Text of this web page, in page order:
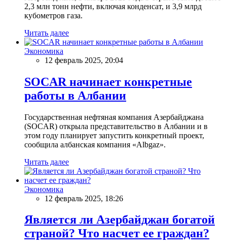
2,3 млн тонн нефти, включая конденсат, и 3,9 млрд
кубометров газа.
Читать далее
Экономика
12 февраль 2025, 20:04
SOCAR начинает конкретные
работы в Албании
Государственная нефтяная компания Азербайджана
(SOCAR) открыла представительство в Албании и в
этом году планирует запустить конкретный проект,
сообщила албанская компания «Albgaz».
Читать далее
Экономика
12 февраль 2025, 18:26
Является ли Азербайджан богатой
страной? Что насчет ее граждан?